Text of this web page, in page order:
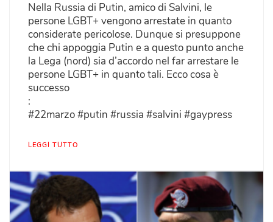
Nella Russia di Putin, amico di Salvini, le
persone LGBT+ vengono arrestate in quanto
considerate pericolose. Dunque si presuppone
che chi appoggia Putin e a questo punto anche
la Lega (nord) sia d’accordo nel far arrestare le
persone LGBT+ in quanto tali. Ecco cosa è
successo
:
#22marzo #putin #russia #salvini #gaypress
LEGGI TUTTO